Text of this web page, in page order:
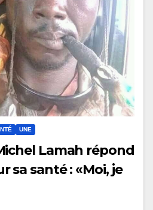
UNE
Lamah répond
sa santé : «Moi, je